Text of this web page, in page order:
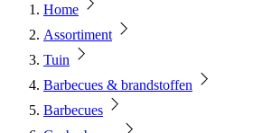
Home
Assortiment
Tuin
Barbecues & brandstoffen
Barbecues